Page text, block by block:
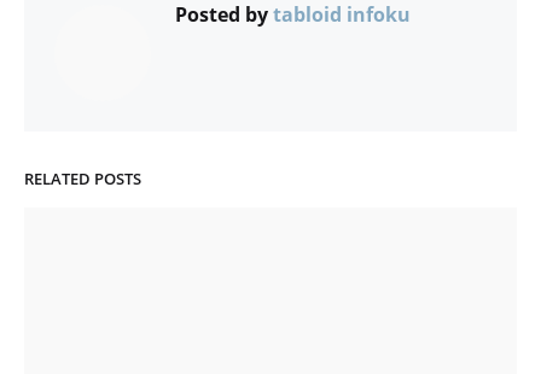
Posted bytabloid infoku
RELATED POSTS